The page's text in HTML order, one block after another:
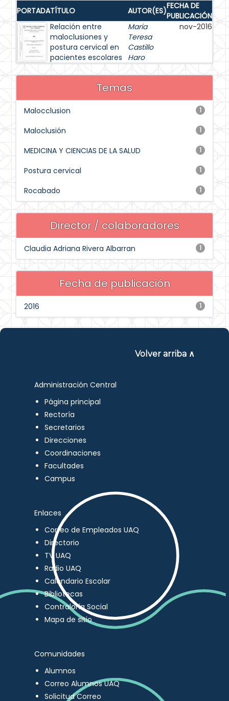
PORTADATÍTULO AUTOR(ES)FECHA DE
PUBLICACIÓN
Relación entre
maloclusiones y
postura cervical en
pacientes escolares
Maria
Teresa
Castillo
Haro
nov-2016
Temas
1
Malocclusion
1
Maloclusión
1
MEDICINA Y CIENCIAS DE LA SALUD
1
Postura cervical
1
Rocabado
Director / colaboradores
1
Claudia Adriana Rivera Albarran
Fecha de publicación
1
2016
Volver arriba ∧
Administración Central
Página principal
Rectoría
Secretarios
Direcciones
Coordinaciones
Facultades
Campus
Enlaces
Correo de Empleados UAQ
Directorio
TV UAQ
Radio UAQ
Calendario Escolar
Bibliotecas
Contraloría Social
Mapa de sitio
Comunidades
Alumnos
Correo Alumnos UAQ
Solicitud Correo